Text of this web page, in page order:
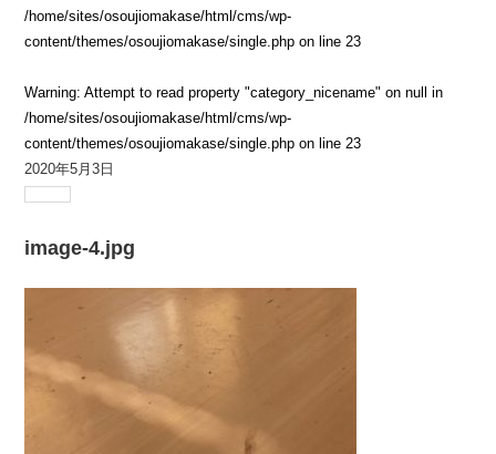
/home/sites/osoujiomakase/html/cms/wp-
content/themes/osoujiomakase/single.php on line 23
Warning: Attempt to read property "category_nicename" on null in
/home/sites/osoujiomakase/html/cms/wp-
content/themes/osoujiomakase/single.php on line 23
2020年5月3日
image-4.jpg